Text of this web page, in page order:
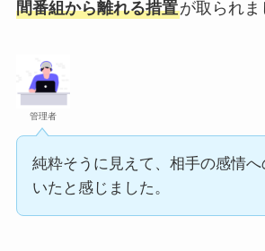
間番組から離れる措置が取られま
管理者
純粋そうに見えて、相手の感情
いたと感じました。